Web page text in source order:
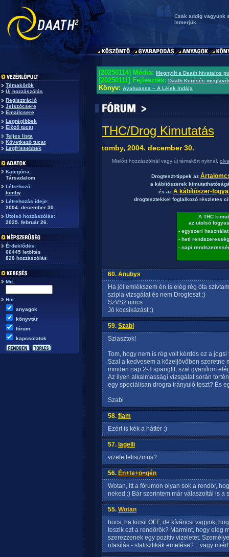
Csak addig vagyunk
ismerjük.
Témakörök
Új hozzászólás
Regisztráció
Jelszócsere
Emailcsere
Legrégibbek
Előző tucat
Teljes lista
Következő tucat
Legfrissebbek
Kategória:
Társadalom
Létrehozó:
tomby
Létrehozás ideje:
2004. december 30.
Utolsó hozzászólás:
2025. február 26.
Érdeklődés:
66445 letöltés
828 hozzászólás
Mit:
Hol:
anyagok
könyvtár
fórum
kapcsolatok
[20250114] Média: Megnyílt a Daath hivatalos
[20250111] Fejlesztés: Daath Keresés
Könyv: Ayahuasca – A Lélek Indája
THC/Drog Kimutatás
tomby, 2004. december 30.
Mielőtt hozzászólnál vagy új témakört nyitnál,
Drogteszt-tippek az
a kábítószerek
és az A kábítószer-
drogtesztekkel foglalkozó részletes
A THC
az utolsó
- egyszeri
- heti
- napi
60. Anubys
Ha jól emlékszem én is elég rég óta
szipla vizsgálat és nem Drogteszt :)
SzVSz nincs
Jó kocsikázást :)
59. Szabi
Sziasztok!
Tom, hogy nem is rég volt kérdés ez a
Szal a kedvesem a közeljövőben szeretne
minden nap 2-3 spanglit, szal gyanítom
Az ilyen alkalmassági vizsgálat során
egy speciálisan drogra irányuló teszt? És
Szabi
58. fiam
Ezért is kék a háttér :)
57. lagelli
vizeletfetisizmus?
56. Én+te+ö=gén
Wotan, itt a fórumon olyan sok a rendör,
neked :) Bár szerintem már válaszoltál is a
55. Wotan
bocs, ha kicsit OFF, de kíváncsi vagyok,
teszik ezt a rendőrök? Mármint, hogy elég
szerezzenek egy pozitív vizeletet.
utasítás - statisztikák emelése? ...vagy